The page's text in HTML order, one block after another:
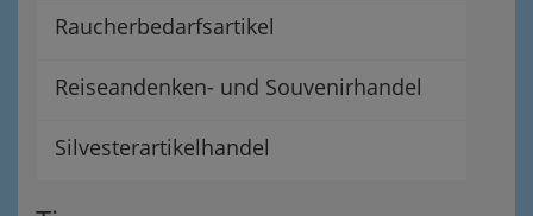
Raucherbedarfsartikel
Reiseandenken- und Souvenirhandel
Silvesterartikelhandel